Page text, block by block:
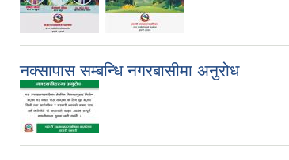
नक्सापास सम्बन्धि नगरबासीमा अनुरोध